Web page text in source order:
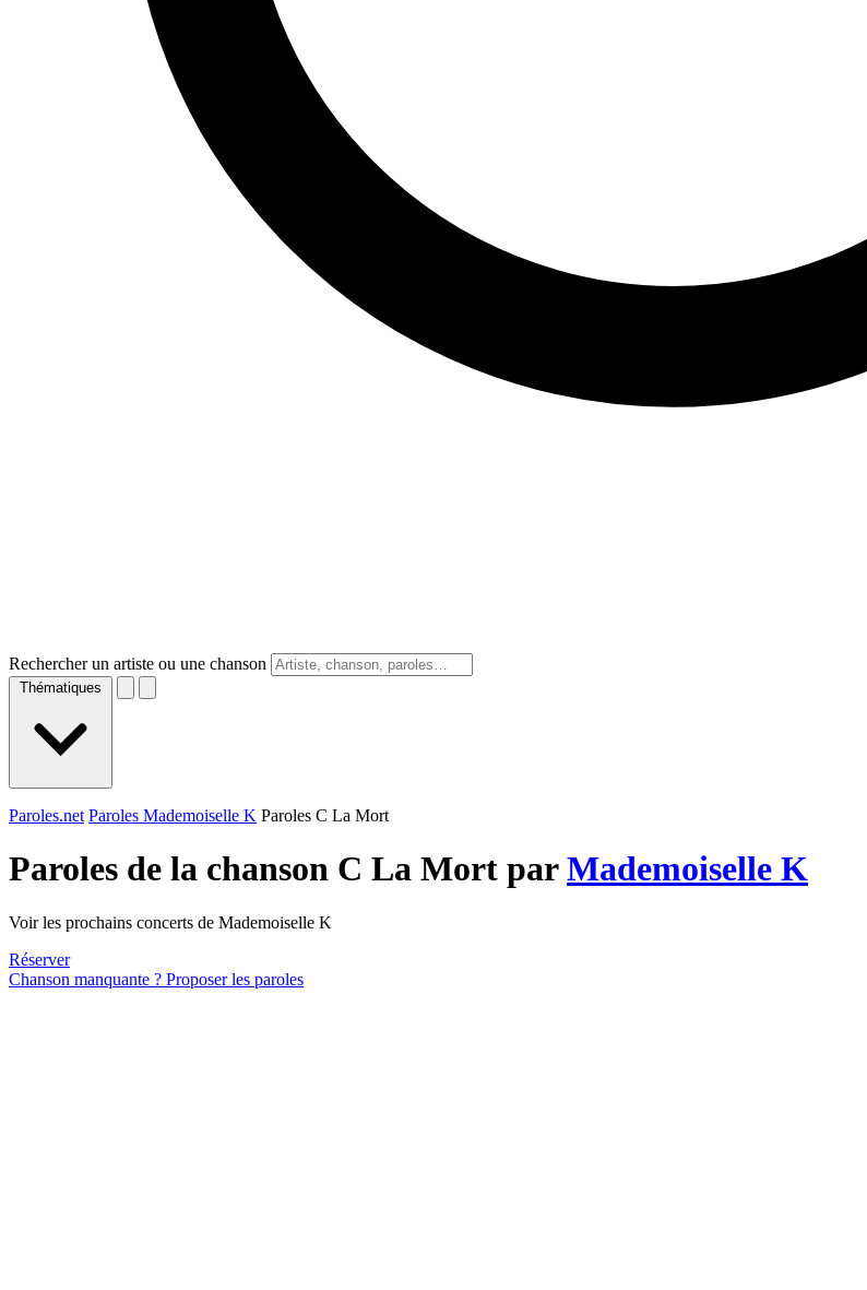
Rechercher un artiste ou une chanson
Thématiques
Paroles.net Paroles Mademoiselle K Paroles C La Mort
Paroles de la chanson C La Mort parMademoiselle K
Voir les prochains concerts de Mademoiselle K
Réserver
Chanson manquante ? Proposer les paroles